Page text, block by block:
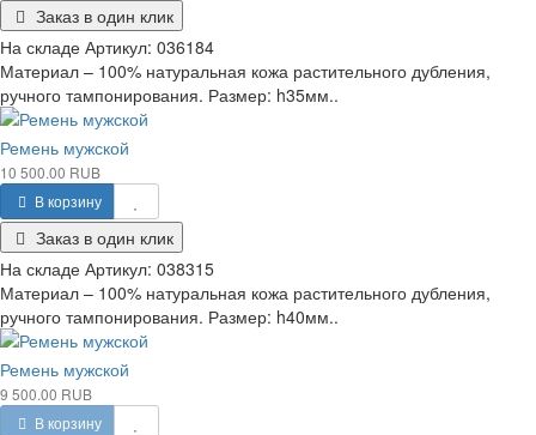
Заказ в один клик
На складе Артикул: 036184
Материал – 100% натуральная кожа растительного дубления,
ручного тампонирования. Размер: h35мм..
Ремень мужской
10 500.00 RUB
В корзину
Заказ в один клик
На складе Артикул: 038315
Материал – 100% натуральная кожа растительного дубления,
ручного тампонирования. Размер: h40мм..
Ремень мужской
9 500.00 RUB
В корзину